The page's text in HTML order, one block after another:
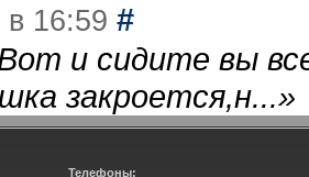
16:59 #
и сидите вы
закроется,н...»
Телефоны: